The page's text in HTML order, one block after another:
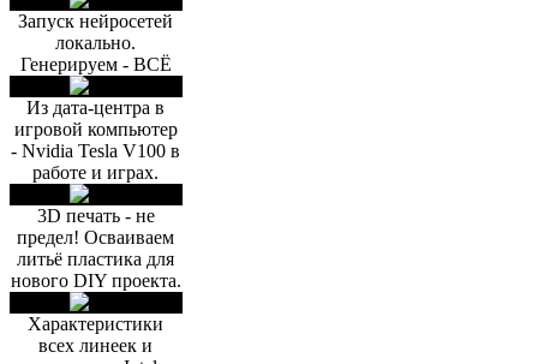
Запуск нейросетей
локально.
Генерируем - ВСЁ
Из дата-центра в
игровой компьютер
- Nvidia Tesla V100 в
работе и играх.
3D печать - не
предел! Осваиваем
литьё пластика для
нового DIY проекта.
Характеристики
всех линеек и